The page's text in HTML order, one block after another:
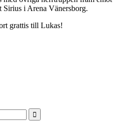
Sirius i Arena Vänersborg.
grattis till Lukas!